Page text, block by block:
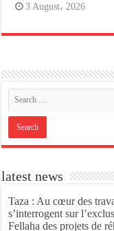
3 August، 2026
latest news
Taza : Au cœur des
s’interrogent sur
Fellaha des projets de